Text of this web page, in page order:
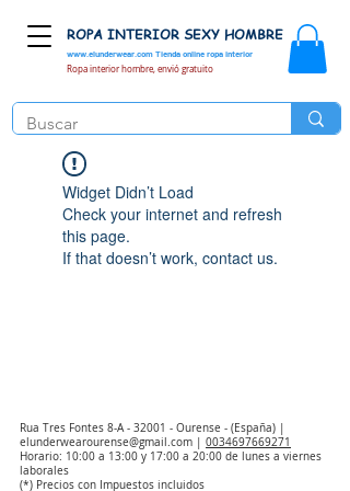
www.elunderwear.com Tienda online ropa interior
ROPA INTERIOR SEXY HOMBRE
Ropa interior hombre, envió gratuito
Widget Didn’t Load
Check your internet and refresh
this page.
If that doesn’t work, contact us.
Rua Tres Fontes 8-A - 32001 - Ourense - (España) |
elunderwearourense@gmail.com
0034697669271
Horario: 10:00 a 13:00 y 17:00 a 20:00 de lunes a viernes
laborales
(*) Precios con Impuestos incluidos